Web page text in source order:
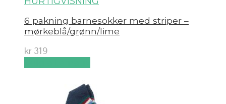
6 pakning barnesokker med striper –
mørkeblå/grønn/lime
kr 319